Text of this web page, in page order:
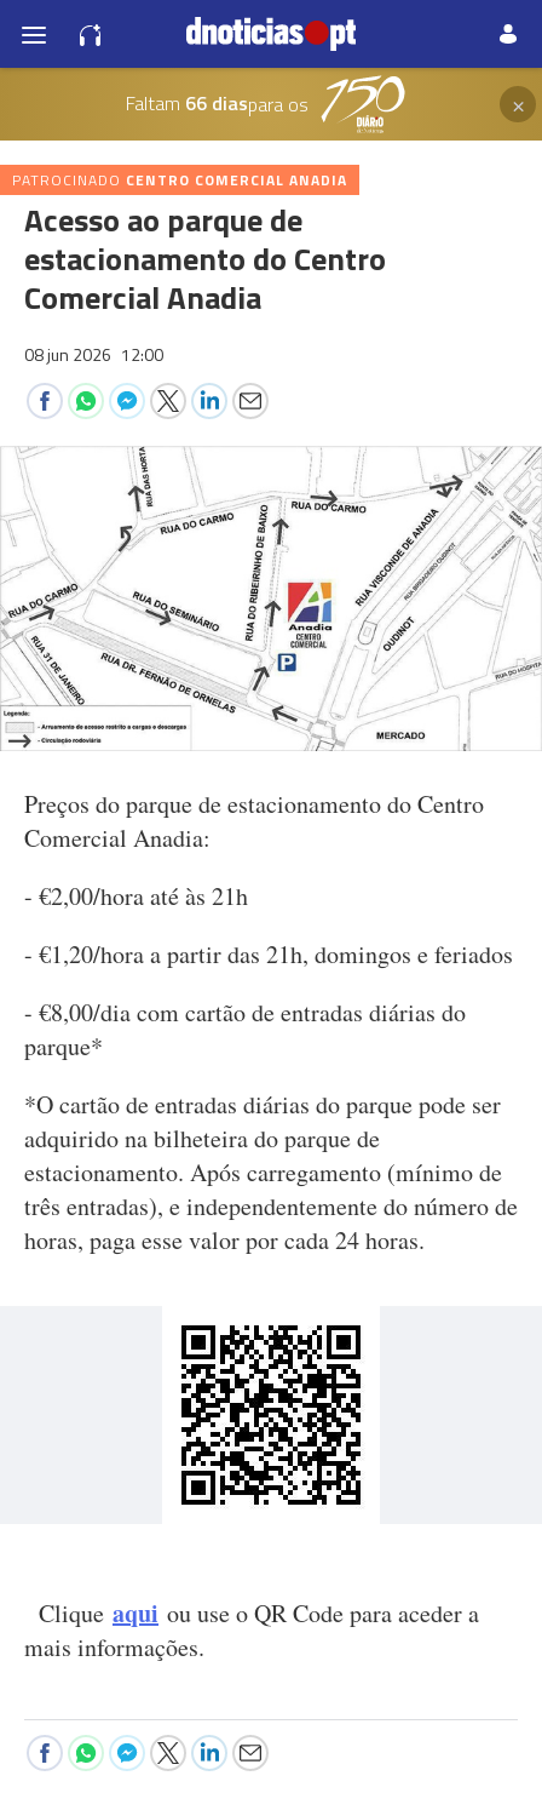
Faltam 66 diaspara os ×
PATROCINADO CENTRO COMERCIAL ANADIA
Acesso ao parque de
estacionamento do Centro
Comercial Anadia
08 jun 2026 12:00
Preços do parque de estacionamento do Centro
Comercial Anadia:
- €2,00/hora até às 21h
- €1,20/hora a partir das 21h, domingos e feriados
- €8,00/dia com cartão de entradas diárias do
parque*
*O cartão de entradas diárias do parque pode ser
adquirido na bilheteira do parque de
estacionamento. Após carregamento (mínimo de
três entradas), e independentemente do número de
horas, paga esse valor por cada 24 horas.
Clique aqui ou use o QR Code para aceder a
mais informações.